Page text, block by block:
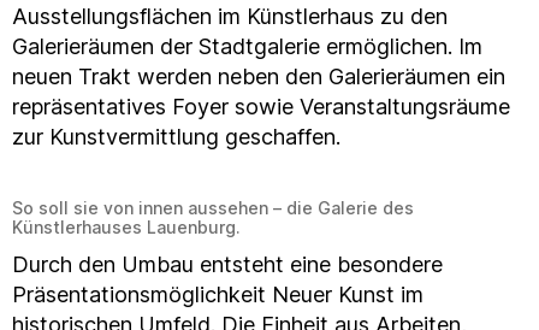
Ausstellungsflächen im Künstlerhaus zu den
Galerieräumen der Stadtgalerie ermöglichen. Im
neuen Trakt werden neben den Galerieräumen ein
repräsentatives Foyer sowie Veranstaltungsräume
zur Kunstvermittlung geschaffen.
So soll sie von innen aussehen – die Galerie des
Künstlerhauses Lauenburg.
Durch den Umbau entsteht eine besondere
Präsentationsmöglichkeit Neuer Kunst im
historischen Umfeld. Die Einheit aus Arbeiten,